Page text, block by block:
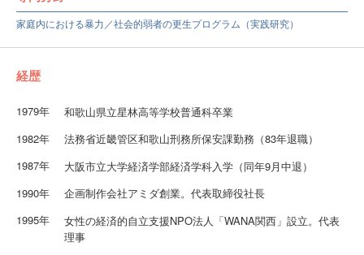
家庭内における暴力／社会的弱者の更生プログラム（実践研究）
経歴
1979年
和歌山県立星林高等学校普通科卒業
1982年
法務省近畿管区和歌山刑務所保安課勤務（83年退職）
1987年
大阪市立大学経済学部経済学科入学（同年9月中退）
1990年
企画制作会社アミダ創業。代表取締役社長
1995年
女性の経済的自立支援NPO法人「WANA関西」設立。代表
理事